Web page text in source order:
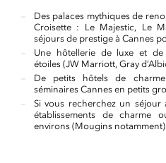
Des palaces mythiques de
Croisette : Le Majestic, Le
séjours de prestige à Cannes
Une hôtellerie de luxe et
étoiles (JW Marriott, Gray
De petits hôtels de
séminaires Cannes en petits
Si vous recherchez un séjour
établissements de charme
environs (Mougins notamment)